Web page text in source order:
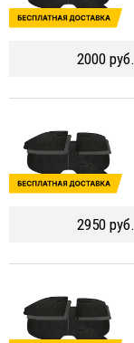
2000 руб.
2950 руб.